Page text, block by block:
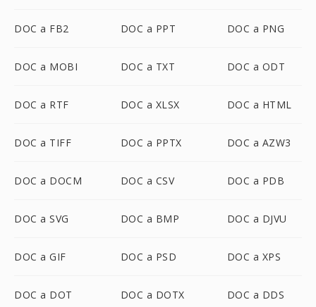
DOC a FB2 DOC a PPT DOC a PNG
DOC a MOBI DOC a TXT DOC a ODT
DOC a RTF DOC a XLSX DOC a HTML
DOC a TIFF DOC a PPTX DOC a AZW3
DOC a DOCM DOC a CSV DOC a PDB
DOC a SVG DOC a BMP DOC a DJVU
DOC a GIF DOC a PSD DOC a XPS
DOC a DOT DOC a DOTX DOC a DDS